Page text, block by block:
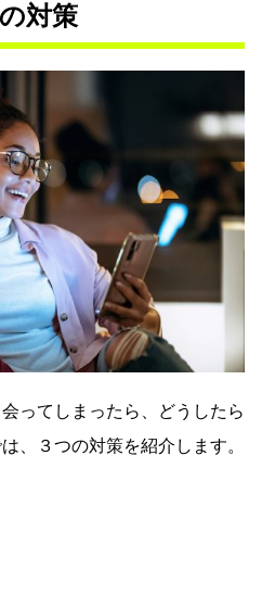
対策
ってしまったら、どうしたら
、３つの対策を紹介します。